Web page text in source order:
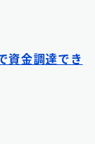
資金調達でき